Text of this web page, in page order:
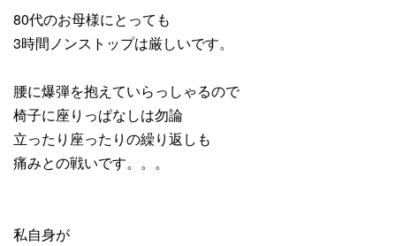
80代のお母様にとっても
3時間ノンストップは厳しいです。
腰に爆弾を抱えていらっしゃるので
椅子に座りっぱなしは勿論
立ったり座ったりの繰り返しも
痛みとの戦いです。。。
私自身が